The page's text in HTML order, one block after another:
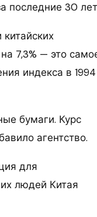
последние 30 лет
7,3% — это
индекса в 1994
бумаги. Курс
агентство.
для
людей Китая